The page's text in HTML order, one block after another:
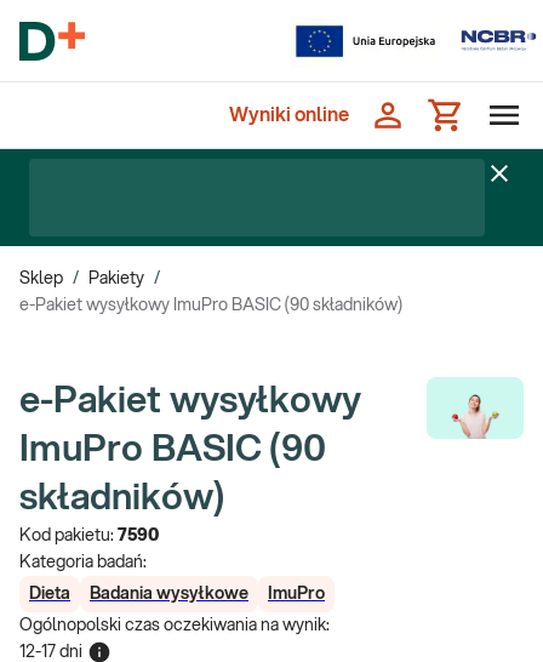
Wyniki online
Sklep / Pakiety /
e-Pakiet wysyłkowy ImuPro BASIC (90 składników)
e-Pakiet wysyłkowy
ImuPro BASIC (90
składników)
Kod pakietu: 7590
Kategoria badań:
Dieta
Badania wysyłkowe
ImuPro
Ogólnopolski czas oczekiwania na wynik:
12-17 dni